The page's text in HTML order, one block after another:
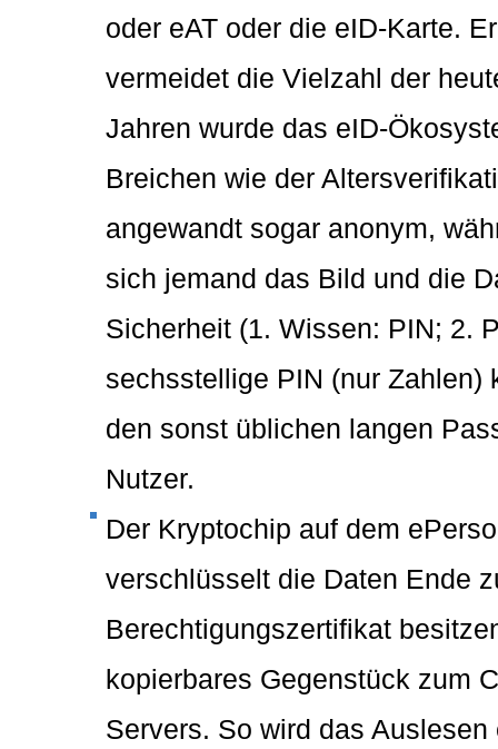
oder eAT oder die eID-Karte.
vermeidet die Vielzahl der
Jahren wurde das eID-
Breichen wie der
angewandt sogar anonym,
sich jemand das Bild und die
Sicherheit (1. Wissen: PIN; 2.
sechsstellige PIN (nur Zahlen)
den sonst üblichen langen
Nutzer.
Der Kryptochip auf dem
verschlüsselt die Daten Ende
Berechtigungszertifikat
kopierbares Gegenstück zum
Servers. So wird das